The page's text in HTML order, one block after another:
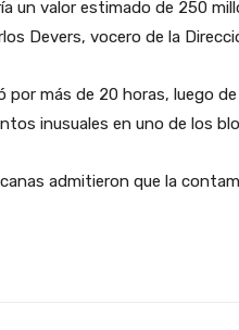
un valor estimado de 250
Devers, vocero de la
por más de 20 horas, luego
inusuales en uno de los
admitieron que la